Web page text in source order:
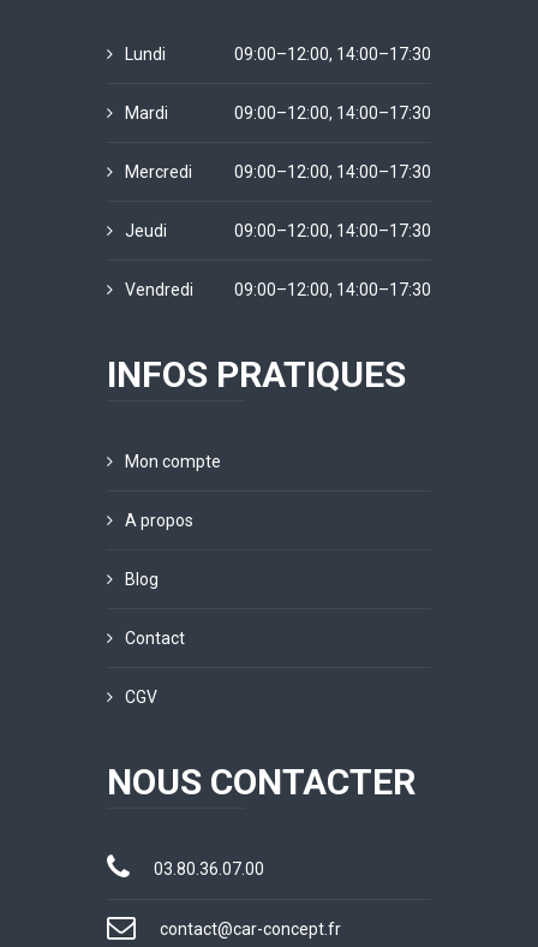
Lundi 09:00–12:00, 14:00–17:30
Mardi 09:00–12:00, 14:00–17:30
Mercredi 09:00–12:00, 14:00–17:30
Jeudi 09:00–12:00, 14:00–17:30
Vendredi 09:00–12:00, 14:00–17:30
INFOS PRATIQUES
Mon compte
A propos
Blog
Contact
CGV
NOUS CONTACTER
03.80.36.07.00
contact@car-concept.fr